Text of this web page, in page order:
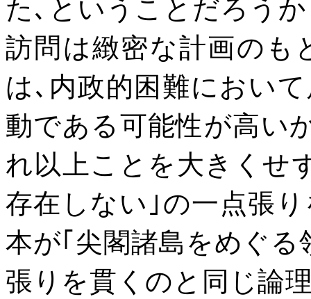
訪問は緻密な計画のも
は､内政的困難におい
動である可能性が高い
れ以上ことを大きくせ
存在しない｣の一点張
本が｢尖閣諸島をめぐ
張りを貫くのと同じ論